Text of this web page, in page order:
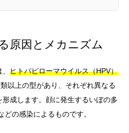
原因とメカニズム
ヒトパピローマウイルス（HPV）
以上の型があり、それぞれ異なる
成します。顔に発生するいぼの多
どの感染によるものです。